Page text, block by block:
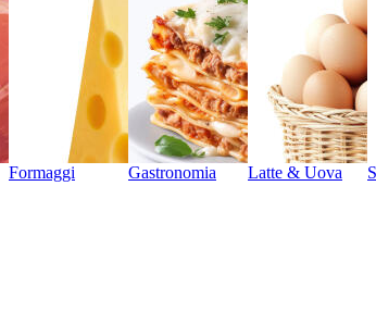
Formaggi Gastronomia Latte & Uova